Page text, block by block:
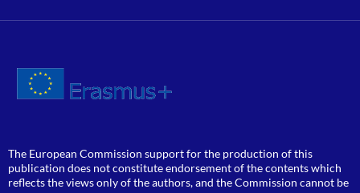
The European Commission support for the production of this
publication does not constitute endorsement of the contents which
reflects the views only of the authors, and the Commission cannot be